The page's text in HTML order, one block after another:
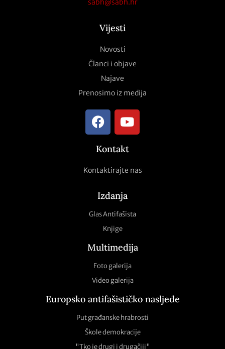
sabh@sabh.hr
Vijesti
Novosti
Članci i objave
Najave
Prenosimo iz medija
Kontakt
Kontaktirajte nas
Izdanja
Glas Antifašista
Knjige
Multimedija
Foto galerija
Video galerija
Europsko antifašističko nasljeđe
Put građanske hrabrosti
Škole demokracije
"Tko je drugi i drugačiji"